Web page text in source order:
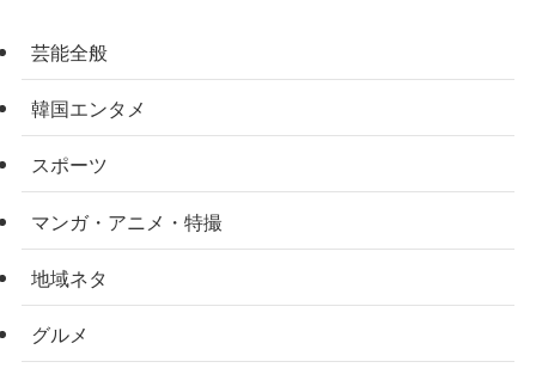
芸能全般
韓国エンタメ
スポーツ
マンガ・アニメ・特撮
地域ネタ
グルメ